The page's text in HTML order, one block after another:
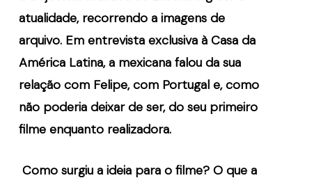
atualidade, recorrendo a imagens de
arquivo. Em entrevista exclusiva à Casa da
América Latina, a mexicana falou da sua
relação com Felipe, com Portugal e, como
não poderia deixar de ser, do seu primeiro
filme enquanto realizadora.
Como surgiu a ideia para o filme? O que a